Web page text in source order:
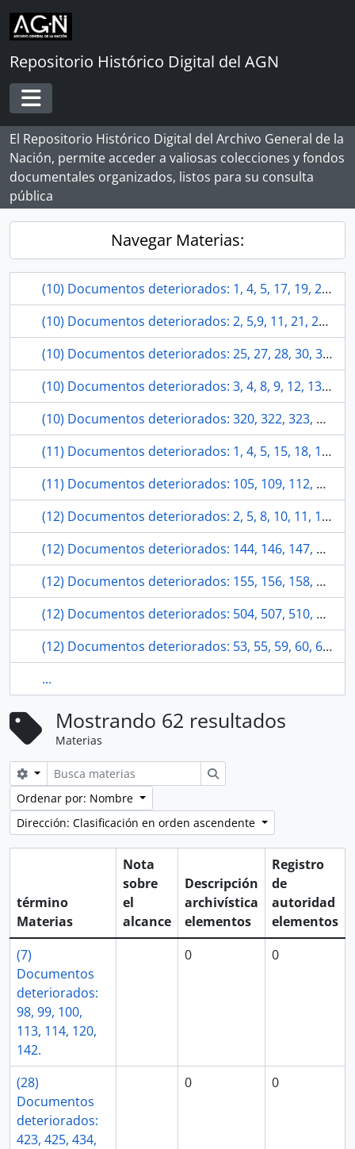
Skip to main content
Repositorio Histórico Digital del AGN
Toggle navigation
El Repositorio Histórico Digital del Archivo General de la
Nación, permite acceder a valiosas colecciones y fondos
documentales organizados, listos para su consulta
pública
Navegar Materias:
(10) Documentos deteriorados: 1, 4, 5, 17, 19, 29, 34, 21, 22, 25.
(10) Documentos deteriorados: 2, 5,9, 11, 21, 22, 41, 59, 75, 80.
(10) Documentos deteriorados: 25, 27, 28, 30, 31, 32 34, 35, 37, 38.
(10) Documentos deteriorados: 3, 4, 8, 9, 12, 13, 15, 17, 20, 22.
(10) Documentos deteriorados: 320, 322, 323, 325, 329, 330, 334, 337, 340, 344.
(11) Documentos deteriorados: 1, 4, 5, 15, 18, 19, 20, 22, 23, 26, 28.
(11) Documentos deteriorados: 105, 109, 112, 118, 120, 124, 129, 134, 138, 140, 142.
(12) Documentos deteriorados: 2, 5, 8, 10, 11, 12, 14, 19, 35, 41, 42, 44.
(12) Documentos deteriorados: 144, 146, 147, 148, 150, 151, 153, 155, 161, 164, 166, 167.
(12) Documentos deteriorados: 155, 156, 158, 163, 164, 166, 176, 177, 178, 181, 183, 188.
(12) Documentos deteriorados: 504, 507, 510, 511, 514, 515, 522, 528, 529, 534, 535, 536.
(12) Documentos deteriorados: 53, 55, 59, 60, 61, 63, 68, 69, 73, 78, 79, 81.
...
Mostrando 62 resultados
Materias
Search options
Búsqueda
Ordenar por: Nombre
Dirección: Clasificación en orden ascendente
término
Materias
Nota
sobre
el
alcance
Descripción
archivística
elementos
Registro
de
autoridad
elementos
(7)
Documentos
deteriorados:
98, 99, 100,
113, 114, 120,
142.
0 0
(28)
Documentos
deteriorados:
423, 425, 434,
0 0